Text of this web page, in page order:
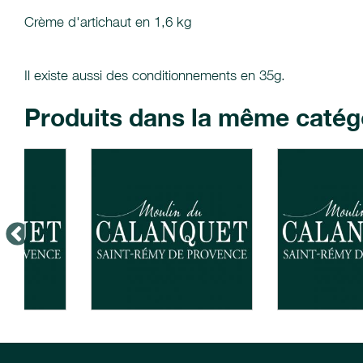
Crème d'artichaut en 1,6 kg
Il existe aussi des conditionnements en 35g.
Produits dans la même